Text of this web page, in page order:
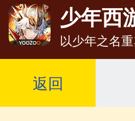
少年西
以少年之名重
返回